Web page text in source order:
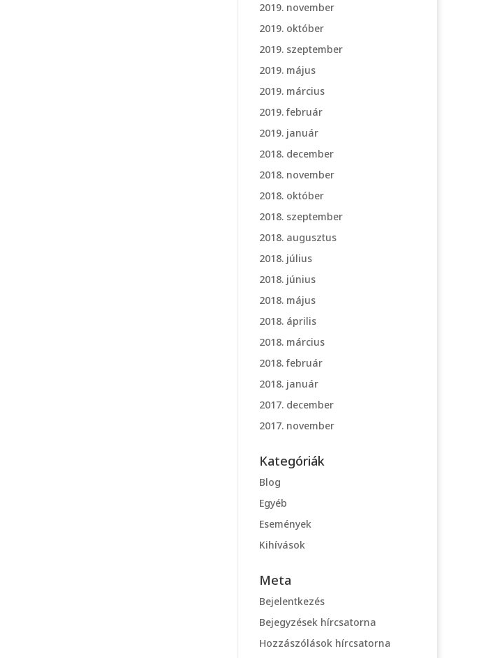
2019. november
2019. október
2019. szeptember
2019. május
2019. március
2019. február
2019. január
2018. december
2018. november
2018. október
2018. szeptember
2018. augusztus
2018. július
2018. június
2018. május
2018. április
2018. március
2018. február
2018. január
2017. december
2017. november
Kategóriák
Blog
Egyéb
Események
Kihívások
Meta
Bejelentkezés
Bejegyzések hírcsatorna
Hozzászólások hírcsatorna